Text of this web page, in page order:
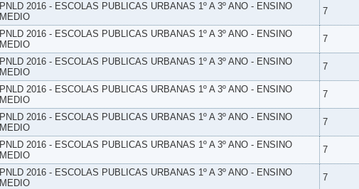
PNLD 2016 - ESCOLAS PUBLICAS URBANAS 1º A 3º ANO - ENSINO
MEDIO
7
PNLD 2016 - ESCOLAS PUBLICAS URBANAS 1º A 3º ANO - ENSINO
MEDIO
7
PNLD 2016 - ESCOLAS PUBLICAS URBANAS 1º A 3º ANO - ENSINO
MEDIO
7
PNLD 2016 - ESCOLAS PUBLICAS URBANAS 1º A 3º ANO - ENSINO
MEDIO
7
PNLD 2016 - ESCOLAS PUBLICAS URBANAS 1º A 3º ANO - ENSINO
MEDIO
7
PNLD 2016 - ESCOLAS PUBLICAS URBANAS 1º A 3º ANO - ENSINO
MEDIO
7
PNLD 2016 - ESCOLAS PUBLICAS URBANAS 1º A 3º ANO - ENSINO
MEDIO
7